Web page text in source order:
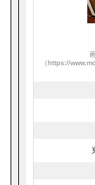
（https://